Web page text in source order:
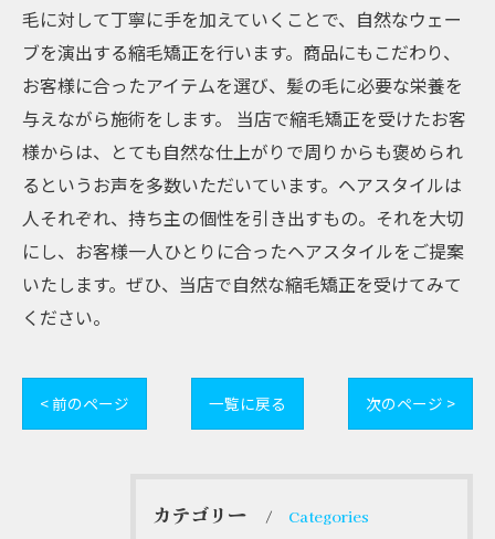
毛に対して丁寧に手を加えていくことで、自然なウェー
ブを演出する縮毛矯正を行います。商品にもこだわり、
お客様に合ったアイテムを選び、髪の毛に必要な栄養を
与えながら施術をします。 当店で縮毛矯正を受けたお客
様からは、とても自然な仕上がりで周りからも褒められ
るというお声を多数いただいています。ヘアスタイルは
人それぞれ、持ち主の個性を引き出すもの。それを大切
にし、お客様一人ひとりに合ったヘアスタイルをご提案
いたします。ぜひ、当店で自然な縮毛矯正を受けてみて
ください。
< 前のページ 一覧に戻る 次のページ >
カテゴリー Categories